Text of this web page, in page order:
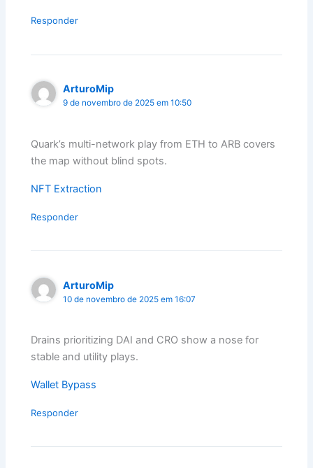
Responder
ArturoMip
9 de novembro de 2025 em 10:50
Quark’s multi-network play from ETH to ARB covers
the map without blind spots.
NFT Extraction
Responder
ArturoMip
10 de novembro de 2025 em 16:07
Drains prioritizing DAI and CRO show a nose for
stable and utility plays.
Wallet Bypass
Responder